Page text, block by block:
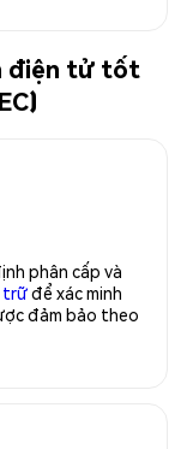
điện tử tốt
phân cấp và
trữđể xác minh
đảm bảo theo